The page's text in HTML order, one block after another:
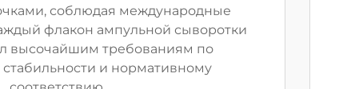
соблюдая международные
флакон ампульной сыворотки
высочайшим требованиям по
стабильности и нормативному